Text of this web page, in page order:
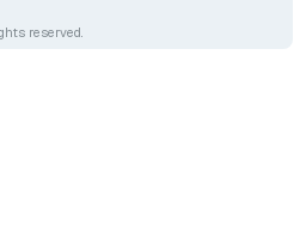
reserved.